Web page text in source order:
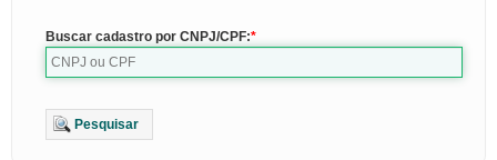
Buscar cadastro por CNPJ/CPF:
Pesquisar